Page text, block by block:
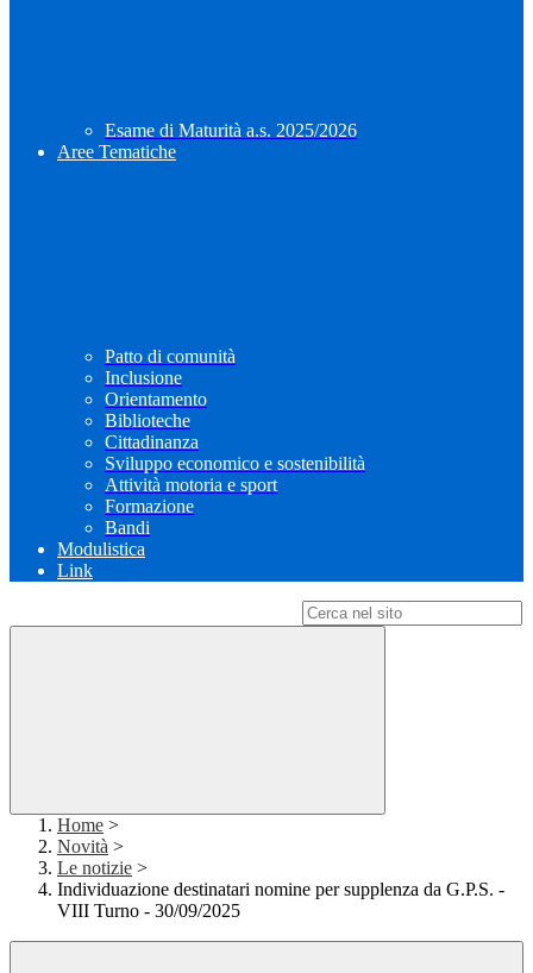
Esame di Maturità a.s. 2025/2026
Aree Tematiche
Patto di comunità
Inclusione
Orientamento
Biblioteche
Cittadinanza
Sviluppo economico e sostenibilità
Attività motoria e sport
Formazione
Bandi
Modulistica
Link
Home >
Novità >
Le notizie >
Individuazione destinatari nomine per supplenza da G.P.S. -
VIII Turno - 30/09/2025